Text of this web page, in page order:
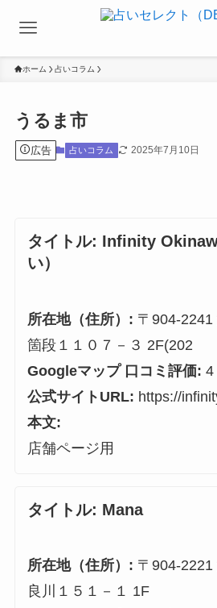
ホーム 占いコラム
うるま市
広告 占いコラム 2025年7月10日
タイトル: Infinity
い）
所在地（住所）: 〒904-
箇段１１０７－３ 2F(202
Googleマップ 口コミ評価: 4
公式サイトURL: https://
本文:
店舗ページ用
タイトル: Mana
所在地（住所）: 〒904-
良川１５１－１ 1F